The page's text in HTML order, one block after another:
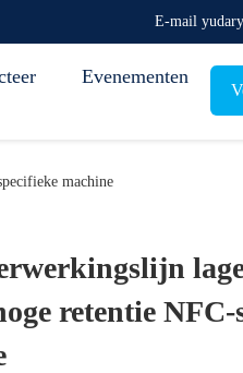
E-mail
Evenementen
machine
retentie